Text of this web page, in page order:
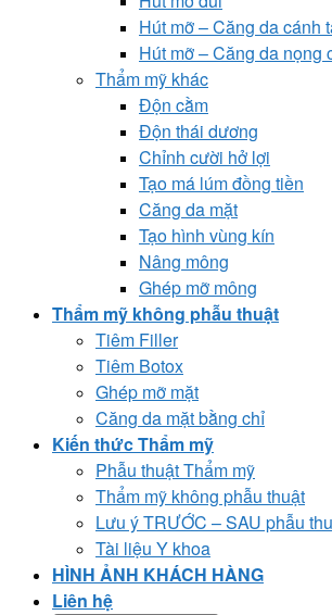
Hút mỡ – Căng da cánh
Hút mỡ – Căng da nọng
Thẩm mỹ khác
Độn cằm
Độn thái dương
Chỉnh cười hở lợi
Tạo má lúm đồng tiền
Căng da mặt
Tạo hình vùng kín
Nâng mông
Ghép mỡ mông
Thẩm mỹ không phẫu thuật
Tiêm Filler
Tiêm Botox
Ghép mỡ mặt
Căng da mặt bằng chỉ
Kiến thức Thẩm mỹ
Phẫu thuật Thẩm mỹ
Thẩm mỹ không phẫu thuật
Lưu ý TRƯỚC – SAU phẫu
Tài liệu Y khoa
HÌNH ẢNH KHÁCH HÀNG
Liên hệ